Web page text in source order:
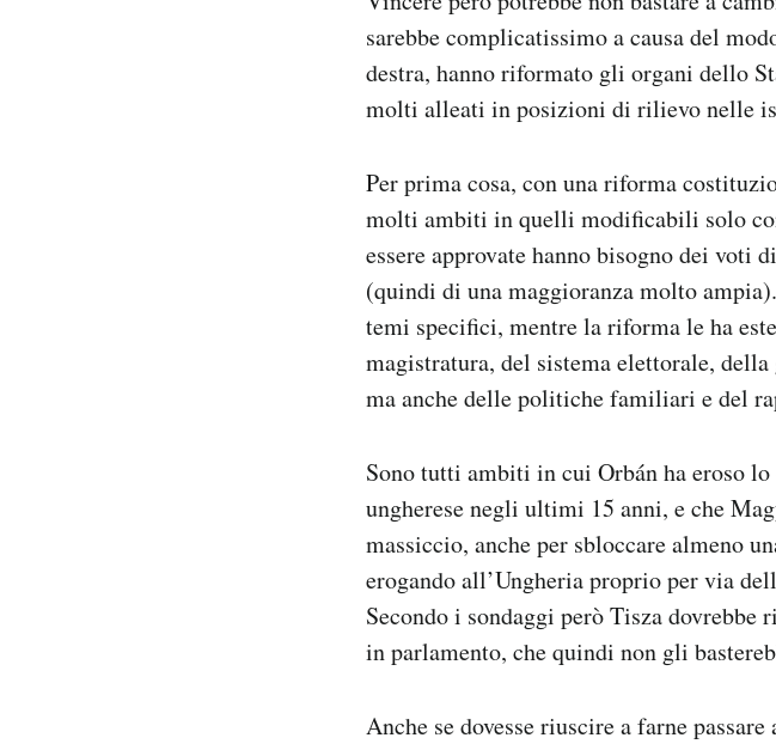
sarebbe complicatissimo a causa del
destra, hanno riformato gli organi dello
molti alleati in posizioni di rilievo nelle
Per prima cosa, con una riforma
molti ambiti in quelli modificabili solo
essere approvate hanno bisogno dei voti
(quindi di una maggioranza molto
temi specifici, mentre la riforma le ha
magistratura, del sistema elettorale,
ma anche delle politiche familiari e del
Sono tutti ambiti in cui Orbán ha eroso
ungherese negli ultimi 15 anni, e che
massiccio, anche per sbloccare almeno
erogando all’Ungheria proprio per via
Secondo i sondaggi però Tisza dovrebbe
in parlamento, che quindi non gli
Anche se dovesse riuscire a farne